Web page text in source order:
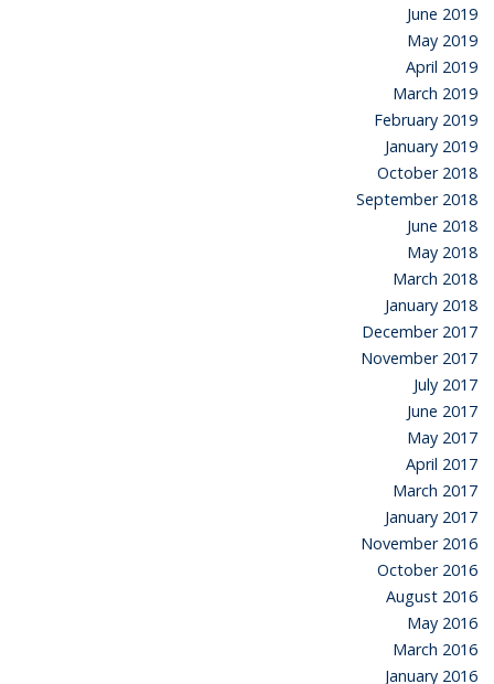
June 2019
May 2019
April 2019
March 2019
February 2019
January 2019
October 2018
September 2018
June 2018
May 2018
March 2018
January 2018
December 2017
November 2017
July 2017
June 2017
May 2017
April 2017
March 2017
January 2017
November 2016
October 2016
August 2016
May 2016
March 2016
January 2016